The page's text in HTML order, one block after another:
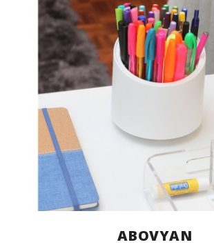
ABOVYAN